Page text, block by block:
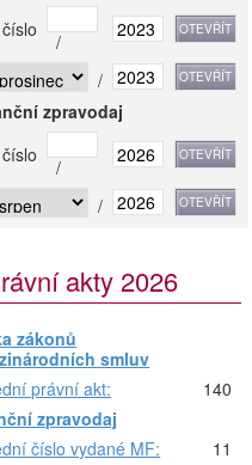
číslo
/
/
zpravodaj
číslo
/
/
akty 2026
zákonů
smluv
právní akt:
140
zpravodaj
číslo vydané MF:
11